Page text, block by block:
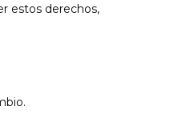
estos derechos,